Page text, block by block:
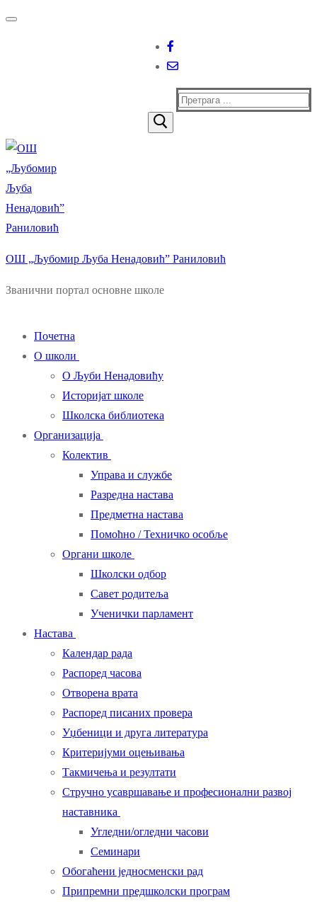
Прескочи
Изборник
Затворити
Тражи
ОШ „Љубомир Љуба Ненадовић” Раниловић
Званични портал основне школе
Почетна
О школи
О Љуби Ненадовићу
Историјат школе
Школска библиотека
Организација
Колектив
Управа и службе
Разредна настава
Предметна настава
Помоћно / Техничко особље
Органи школе
Школски одбор
Савет родитеља
Ученички парламент
Настава
Календар рада
Распоред часова
Отворена врата
Распоред писаних провера
Уџбеници и друга литература
Критеријуми оцењивања
Такмичења и резултати
Стручно усавршавање и професионални развој
наставника
Угледни/огледни часови
Семинари
Обогаћени једносменски рад
Припремни предшколски програм